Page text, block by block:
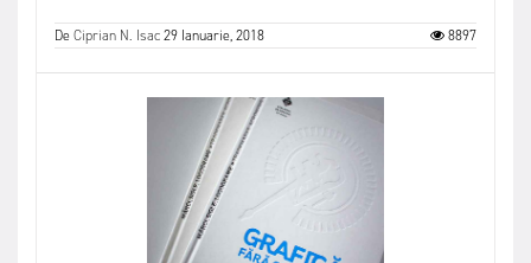
DeCiprian N. Isac29 Ianuarie, 2018 8897